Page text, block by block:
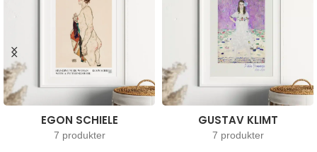
EGON SCHIELE
7 produkter
GUSTAV KLIMT
7 produkter